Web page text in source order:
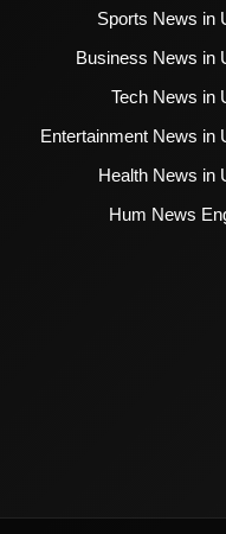
Sports News in
Business News in
Tech News in
Entertainment News in
Health News in
Hum News